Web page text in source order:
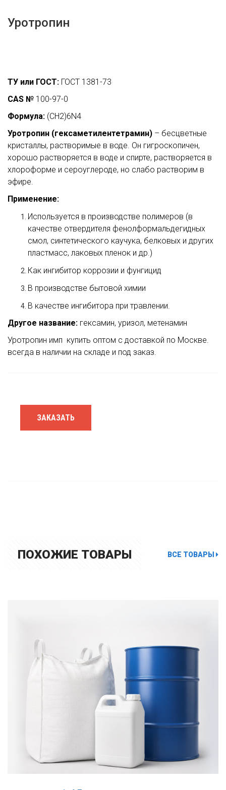
Уротропин
ТУ или ГОСТ: ГОСТ 1381-73
CAS № 100-97-0
Формула: (CH2)6N4
Уротропин (гексаметилентетрамин) – бесцветные
кристаллы, растворимые в воде. Он гигроскопичен,
хорошо растворяется в воде и спирте, растворяется в
хлороформе и сероуглероде, но слабо растворим в
эфире.
Применение:
Используется в производстве полимеров (в
качестве отвердителя фенолформальдегидных
смол, синтетического каучука, белковых и других
пластмасс, лаковых пленок и др.)
Как ингибитор коррозии и фунгицид
В производстве бытовой химии
В качестве ингибитора при травлении.
Другое название: гексамин, уризол, метенамин
Уротропин имп купить оптом с доставкой по Москве.
всегда в наличии на складе и под заказ.
ЗАКАЗАТЬ
ПОХОЖИЕ ТОВАРЫ ВСЕ ТОВАРЫ